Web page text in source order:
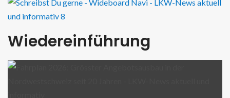
Wiedereinführung